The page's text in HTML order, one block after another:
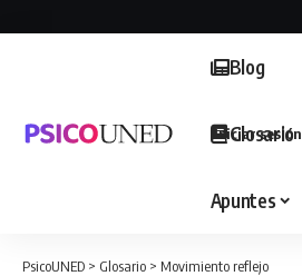
Blog
Glosario
Apuntes
Iniciar sesión
PsicoUNED > Glosario > Movimiento reflejo